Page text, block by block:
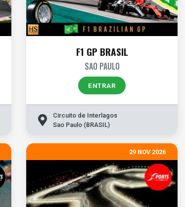
F1 GP BRASIL
SAO PAULO
ENTRAR
Circuito de Interlagos
Sao Paulo (BRASIL)
29 NOV 2026